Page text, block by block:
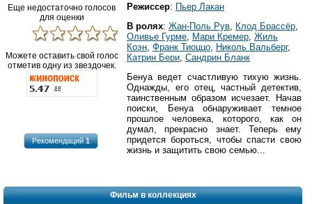
Еще недостаточно голосов
для оценки
Можете оставить свой голос
отметив одну из звездочек.
Рекомендаций1
Режиссер: Пьер Лакан
В ролях: Жан-Поль Рув Клод Брассёр
Оливье Гурме
Мари Кремер Жиль
Коэн Франк Тиоццо Николь Вальберг,
Катрин Бери Сандрин Бланк
Бенуа ведет счастливую тихую жизнь.
Однажды, его отец, частный детектив,
таинственным образом исчезает. Начав
поиски, Бенуа обнаруживает темное
прошлое человека, которого, как он
думал, прекрасно знает. Теперь ему
придется бороться, чтобы спасти свою
жизнь и защитить свою семью...
Фильм в коллекциях